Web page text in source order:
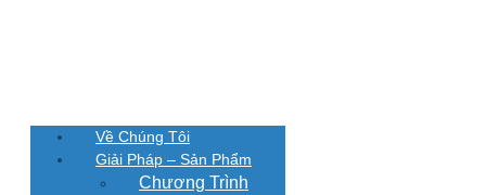
Về Chúng Tôi
Giải Pháp – Sản Phẩm
Chương Trình